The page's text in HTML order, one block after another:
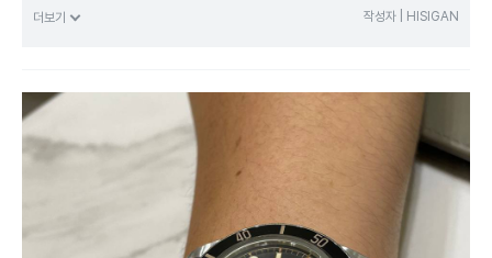
많은 관심과 방문 부탁드립니다. 멋진 시계와 함께 오늘도 행복한 하루 되세요~ 고객님
더보기 작성자 | HISIGAN